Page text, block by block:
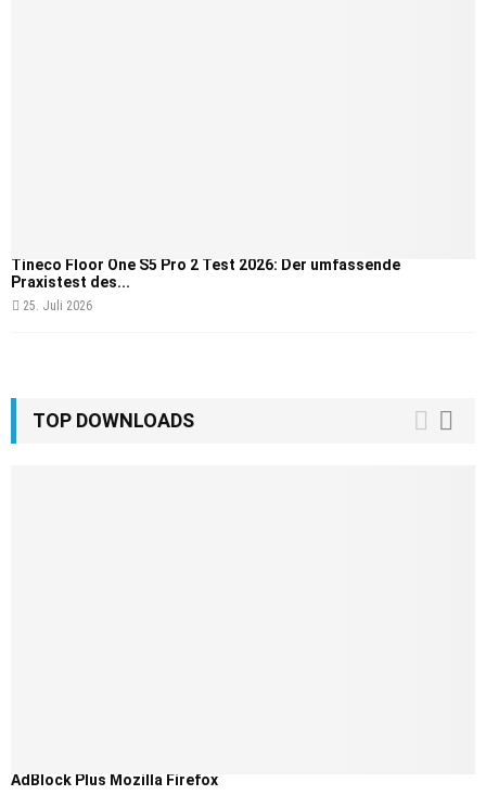
Tineco Floor One S5 Pro 2 Test 2026: Der umfassende
Praxistest des...
25. Juli 2026
TOP DOWNLOADS
AdBlock Plus Mozilla Firefox